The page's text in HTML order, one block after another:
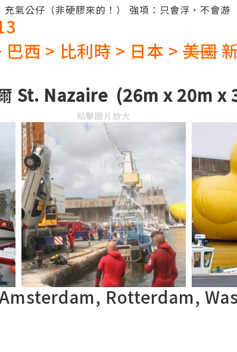
氣公仔（非硬膠來的！） 強項：只會浮，不會游
西 > 比利時 > 日本 > 美國
St. Nazaire (26m x 20m x
點擊圖片放大
Rotterdam,